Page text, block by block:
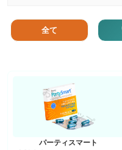
全て
お薬ショップ
パーティスマート